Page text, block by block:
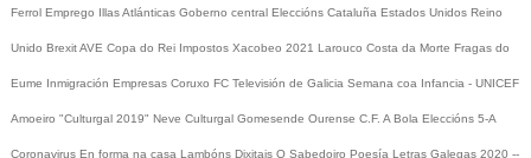
Ferrol Emprego Illas Atlánticas Goberno central Eleccións Cataluña Estados Unidos Reino
Unido BrexitAVE Copa do Rei Impostos Xacobeo 2021 Larouco Costa da Morte Fragas do
Eume Inmigración Empresas Coruxo FC Televisión de Galicia Semana coa Infancia - UNICEF
Amoeiro "Culturgal 2019" Neve Culturgal Gomesende Ourense C.F. A Bola Eleccións 5-A
Coronavirus En forma na casa Lambóns Dixitais O Sabedoiro Poesía Letras Galegas 2020 --